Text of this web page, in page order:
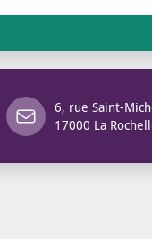
6, rue Saint-
17000 La